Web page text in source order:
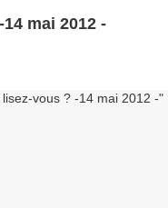
mai 2012 -